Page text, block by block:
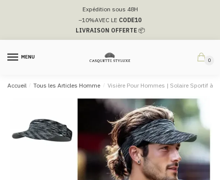
navigation
Expédition sous 48H
–10%AVEC LE CODE10
LIVRAISON OFFERTE📦
MENU
0
Accueil / Tous les Articles Homme / Visière Pour Hommes | Solaire Sportif à